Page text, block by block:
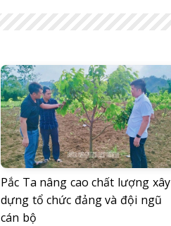
Pắc Ta nâng cao chất lượng xây
dựng tổ chức đảng và đội ngũ
cán bộ